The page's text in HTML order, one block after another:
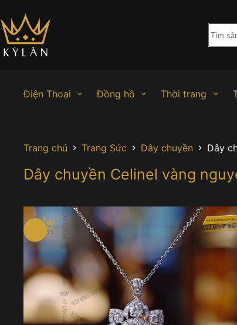
đến
phần
nội
dung
Điện Thoại Đồng hồ Thời trang
Trang chủ Trang Sức Dây chuyền Dây
Dây chuyền Celinel vàng